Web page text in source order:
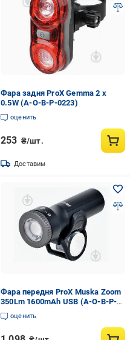
Фара задня ProX Gemma 2 x
0.5W (A-O-B-P-0223)
оценить
253 ₴/шт.
Доставим
Фара передня ProX Muska Zoom
350Lm 1600mAh USB (A-O-B-P-
0405)
оценить